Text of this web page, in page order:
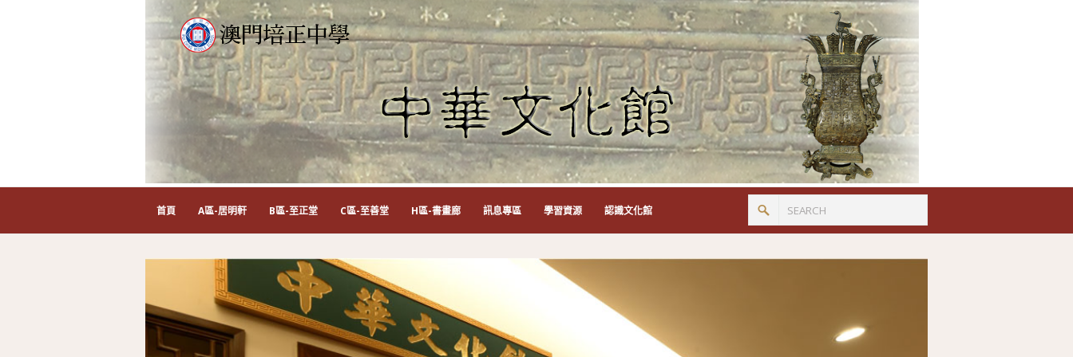
首頁 A區-居明軒 B區-至正堂 C區-至善堂 H區-書畫廊 訊息專區 學習資源 認識文化館